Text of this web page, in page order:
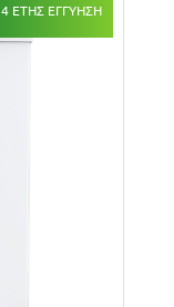
4 ΕΤΗΣ ΕΓΓΥΗΣΗ